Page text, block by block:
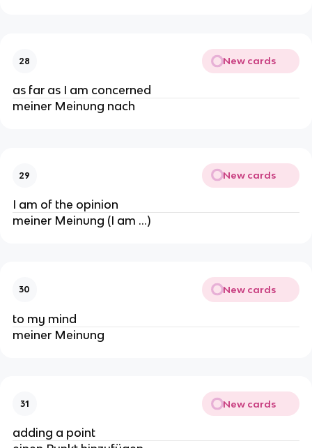
28 New cards
as far as I am concerned
meiner Meinung nach
29 New cards
I am of the opinion
meiner Meinung (I am …)
30 New cards
to my mind
meiner Meinung
31 New cards
adding a point